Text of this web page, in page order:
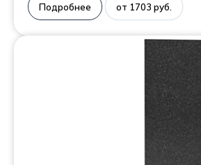
Подробнее от 1703 руб.